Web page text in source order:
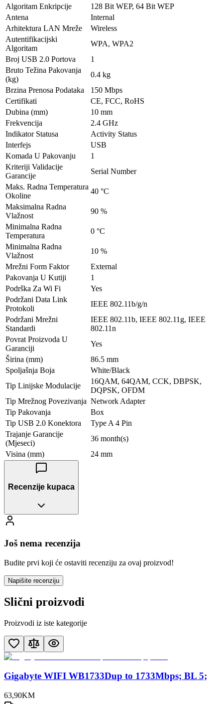
Algoritam Enkripcije
128 Bit WEP, 64 Bit WEP
Antena
Internal
Arhitektura LAN Mreže
Wireless
Autentifikacijski
Algoritam
WPA, WPA2
Broj USB 2.0 Portova
1
Bruto Težina Pakovanja
(kg)
0.4 kg
Brzina Prenosa Podataka
150 Mbps
Certifikati
CE, FCC, RoHS
Dubina (mm)
10 mm
Frekvencija
2.4 GHz
Indikator Statusa
Activity Status
Interfejs
USB
Komada U Pakovanju
1
Kriteriji Validacije
Garancije
Serial Number
Maks. Radna Temperatura
Okoline
40 °C
Maksimalna Radna
Vlažnost
90 %
Minimalna Radna
Temperatura
0 °C
Minimalna Radna
Vlažnost
10 %
Mrežni Form Faktor
External
Pakovanja U Kutiji
1
Podrška Za Wi Fi
Yes
Podržani Data Link
Protokoli
IEEE 802.11b/g/n
Podržani Mrežni
Standardi
IEEE 802.11b, IEEE 802.11g, IEEE
802.11n
Povrat Proizvoda U
Garanciji
Yes
Širina (mm)
86.5 mm
Spoljašnja Boja
White/Black
Tip Linijske Modulacije
16QAM, 64QAM, CCK, DBPSK,
DQPSK, OFDM
Tip Mrežnog Povezivanja Network Adapter
Tip Pakovanja
Box
Tip USB 2.0 Konektora
Type A 4 Pin
Trajanje Garancije
(Mjeseci)
36 month(s)
Visina (mm)
24 mm
Recenzije kupaca
Još nema recenzija
Budite prvi koji će ostaviti recenziju za ovaj proizvod!
Napišite recenziju
Slični proizvodi
Proizvodi iz iste kategorije
Gigabyte WIFI WB1733Dup to 1733Mbps; BL 5;
63,90KM